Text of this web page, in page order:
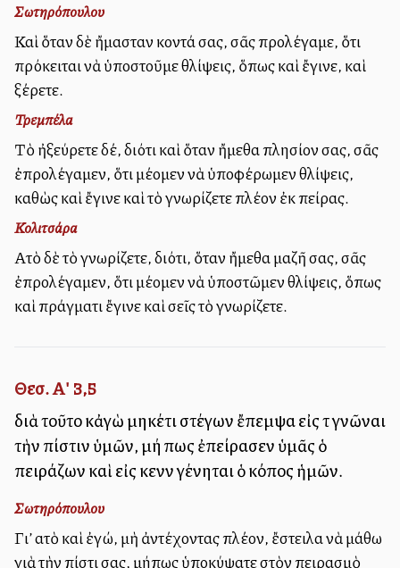
Σωτηρόπουλου
Καὶ ὅταν δὲ ἤμασταν κοντά σας, σᾶς προλέγαμε, ὅτι
πρόκειται νὰ ὑποστοῦμε θλίψεις, ὅπως καὶ ἔγινε, καὶ
ξέρετε.
Τρεμπέλα
Τὸ ἠξεύρετε δέ, διότι καὶ ὅταν ἤμεθα πλησίον σας, σᾶς
ἐπρολέγαμεν, ὅτι μέλλομεν νὰ ὑποφέρωμεν θλίψεις,
καθὼς καὶ ἔγινε καὶ τὸ γνωρίζετε πλέον ἐκ πείρας.
Κολιτσάρα
Αὐτὸ δὲ τὸ γνωρίζετε, διότι, ὅταν ἤμεθα μαζῆ σας, σᾶς
ἐπρολέγαμεν, ὅτι μέλλομεν νὰ ὑποστῶμεν θλίψεις, ὅπως
καὶ πράγματι ἔγινε καὶ σεῖς τὸ γνωρίζετε.
Θεσ. Α' 3,5
διὰ τοῦτο κἀγὼ μηκέτι στέγων ἔπεμψα εἰς τὸ γνῶναι
τὴν πίστιν ὑμῶν, μή πως ἐπείρασεν ὑμᾶς ὁ
πειράζων καὶ εἰς κενὸν γένηται ὁ κόπος ἡμῶν.
Σωτηρόπουλου
Γι’ αὐτὸ καὶ ἐγώ, μὴ ἀντέχοντας πλέον, ἔστειλα νὰ μάθω
γιὰ τὴν πίστι σας, μήπως ὑποκύψατε στὸν πειρασμὸ